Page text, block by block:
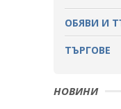
ОБЯВИ И
ТЪРГОВЕ
НОВИНИ